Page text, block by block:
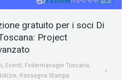
gratuito per i soci Di
Project
, Eventi, Federmanager Toscana,
, Rassegna Stampa